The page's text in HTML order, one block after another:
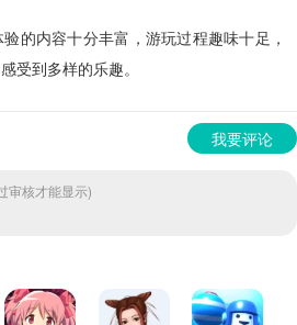
的内容十分丰富，游玩过程趣味十足，
受到多样的乐趣。
我要评论
审核才能显示)